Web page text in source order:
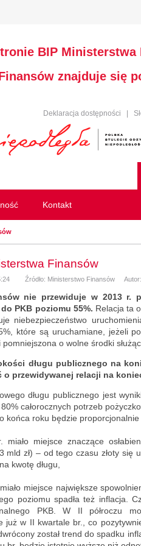
BIP Ministerstwa
znajduje się
Deklaracja dostępności
Kontakt
Finansów
Źródło: Ministerstwo Finansów
nie przewiduje w 2013 r.
PKB poziomu 55%. Relacja ta
niebezpieczeństwo
które są uruchamiane, jeżeli
o wolne środki
długu publicznego na
o przewidywanej relacji na
długu publicznego jest
80% całorocznych potrzeb
końca roku będzie proporcjonalnie
miało miejsce znaczące
mld zł) – od tego czasu złoty się
kwotę długu,
miejsce największe
poziomu spadła też inflacja.
PKB. W II półroczu
już w II kwartale br., co
został trend do spadku